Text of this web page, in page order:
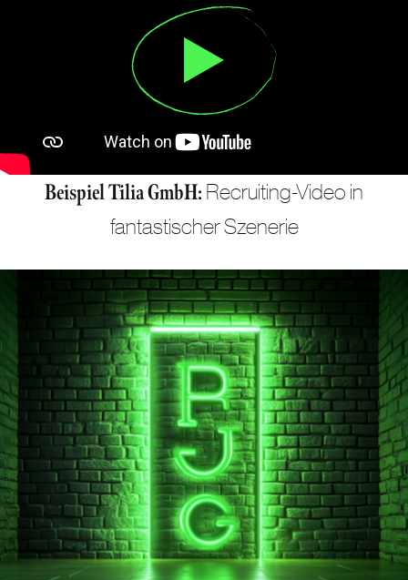
Beispiel Tilia GmbH: Recruiting-Video in
fantastischer Szenerie